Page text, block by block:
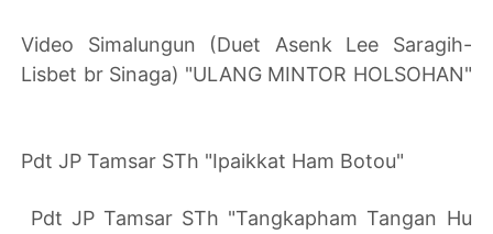
Video Simalungun (Duet Asenk Lee Saragih-
Lisbet br Sinaga) "ULANG MINTOR HOLSOHAN"
Pdt JP Tamsar STh "Ipaikkat Ham Botou"
Pdt JP Tamsar STh "Tangkapham Tangan Hu